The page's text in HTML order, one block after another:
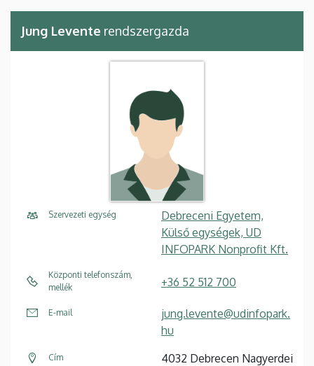
Jung Levente rendszergazda
Szervezeti egység
Debreceni Egyetem,
Külső egységek, UD
INFOPARK Nonprofit Kft.
Központi telefonszám,
mellék
+36 52 512 700
E-mail
jung.levente@udinfopark.
hu
Cím
4032 Debrecen Nagyerdei